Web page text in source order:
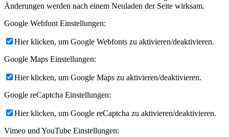
Änderungen werden nach einem Neuladen der Seite wirksam.
Google Webfont Einstellungen:
Hier klicken, um Google Webfonts zu aktivieren/deaktivieren.
Google Maps Einstellungen:
Hier klicken, um Google Maps zu aktivieren/deaktivieren.
Google reCaptcha Einstellungen:
Hier klicken, um Google reCaptcha zu aktivieren/deaktivieren.
Vimeo und YouTube Einstellungen: